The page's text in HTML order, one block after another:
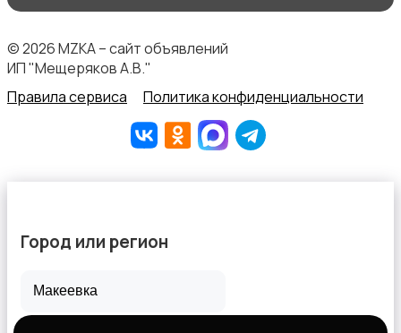
© 2026 MZKA – сайт объявлений
ИП "Мещеряков А.В."
Правила сервиса
Политика конфиденциальности
Город или регион
Все города